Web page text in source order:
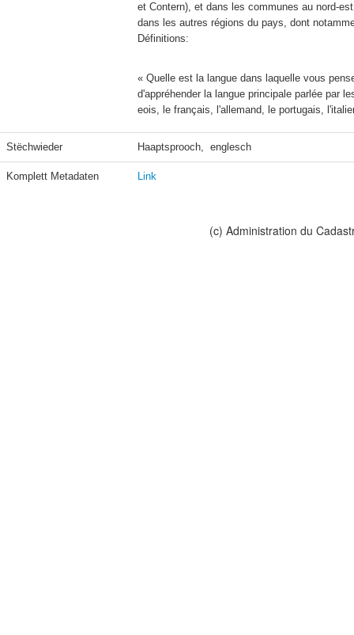
et Contern), et dans les communes au nord-
Définitions:
« Quelle est la langue dans laquelle vous
d'appréhender la langue principale parlée par
eois, le français, l'allemand, le portugais,
Stëchwieder Haaptsprooch,  englesch
Komplett Metadaten Link
(c) Administration du